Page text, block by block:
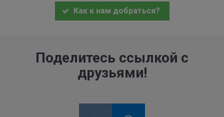
Как к нам добраться?
Поделитесь ссылкой с
друзьями!